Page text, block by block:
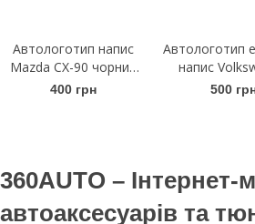
Автологотип напис
Mazda CX-90 чорний
глянець
400 грн
Автологотип
напис
Arteon чорний
500
360AUTO – Інтернет-
автоаксесуарів та